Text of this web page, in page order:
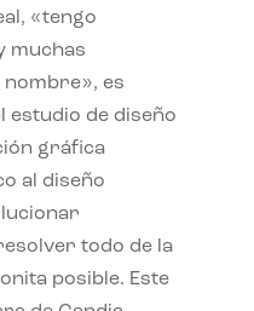
«tengo
muchas
nombre», es
estudio de diseño
gráfica
al diseño
todo de la
posible. Este